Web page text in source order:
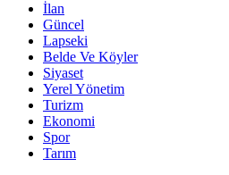
İlan
Güncel
Lapseki
Belde Ve Köyler
Siyaset
Yerel Yönetim
Turizm
Ekonomi
Spor
Tarım